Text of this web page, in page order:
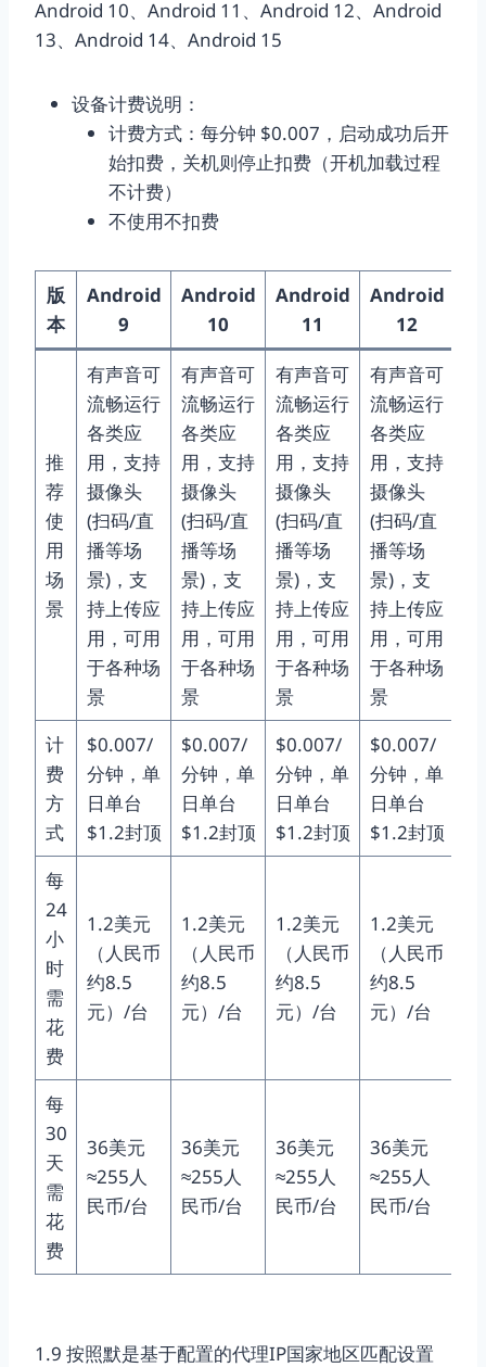
Android 10、Android 11、Android 12、Android
13、Android 14、Android 15
设备计费说明：
计费方式：每分钟 $0.007，启动成功后开
始扣费，关机则停止扣费（开机加载过程
不计费）
不使用不扣费
版
本
Android
9
Android
10
Android
11
Android
12
推
荐
使
用
场
景
有声音可
流畅运行
各类应
用，支持
摄像头
(扫码/直
播等场
景)，支
持上传应
用，可用
于各种场
景
有声音可
流畅运行
各类应
用，支持
摄像头
(扫码/直
播等场
景)，支
持上传应
用，可用
于各种场
景
有声音可
流畅运行
各类应
用，支持
摄像头
(扫码/直
播等场
景)，支
持上传应
用，可用
于各种场
景
有声音可
流畅运行
各类应
用，支持
摄像头
(扫码/直
播等场
景)，支
持上传应
用，可用
于各种场
景
计
费
方
式
$0.007/
分钟，单
日单台
$1.2封顶
$0.007/
分钟，单
日单台
$1.2封顶
$0.007/
分钟，单
日单台
$1.2封顶
$0.007/
分钟，单
日单台
$1.2封顶
每
24
小
时
需
花
费
1.2美元
（人民币
约8.5
元）/台
1.2美元
（人民币
约8.5
元）/台
1.2美元
（人民币
约8.5
元）/台
1.2美元
（人民币
约8.5
元）/台
每
30
天
需
花
费
36美元
≈255人
民币/台
36美元
≈255人
民币/台
36美元
≈255人
民币/台
36美元
≈255人
民币/台
1.9 按照默是基于配置的代理IP国家地区匹配设置